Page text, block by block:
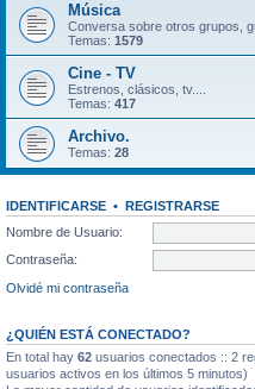
Música
Conversa sobre otros grupos,
Temas: 1579
Cine - TV
Estrenos, clásicos, tv....
Temas: 417
Archivo.
Temas: 28
IDENTIFICARSE • REGISTRARSE
Nombre de Usuario:
Contraseña:
Olvidé mi contraseña
¿QUIÉN ESTÁ CONECTADO?
En total hay 62 usuarios conectados :: 2
usuarios activos en los últimos 5 minutos)